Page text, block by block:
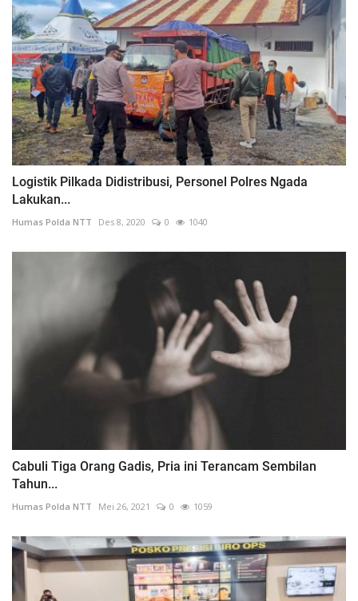
Logistik Pilkada Didistribusi, Personel Polres Ngada
Lakukan...
Humas Polda NTT Des 8, 2020 0 1040
Cabuli Tiga Orang Gadis, Pria ini Terancam Sembilan
Tahun...
Humas Polda NTT Mei 26, 2021 0 1059